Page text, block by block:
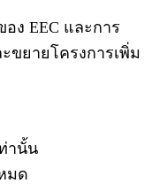
ง EEC และการ
ขยายโครงการเพิ่ม
านั้น
มด